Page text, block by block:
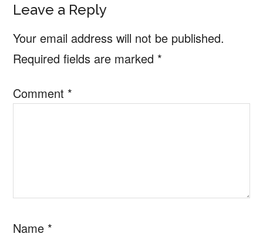
Reader
Interactions
Leave a Reply
Your email address will not be published.
Required fields are marked *
Comment *
Name *